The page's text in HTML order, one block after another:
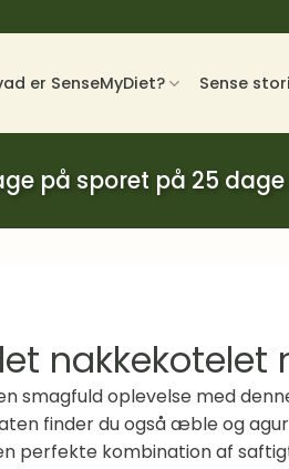
er SenseMyDiet? Sense
på sporet på 25
smagfuld oplevelse med
finder du også æble og
perfekte kombination af